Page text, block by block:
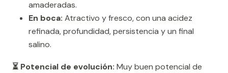
amaderadas.
En boca: Atractivo y fresco, con una acidez
refinada, profundidad, persistencia y un final
salino.
⏳ Potencial de evolución: Muy buen potencial de